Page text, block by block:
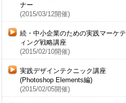
ナー
(2015/03/12開催)
続・中小企業のための実践マーケテ
ィング戦略講座
(2015/02/10開催)
実践デザインテクニック講座
(Photoshop Elements編)
(2015/02/05開催)